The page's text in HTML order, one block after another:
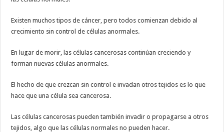
Existen muchos tipos de cáncer, pero todos comienzan debido al
crecimiento sin control de células anormales.
En lugar de morir, las células cancerosas continúan creciendo y
forman nuevas células anormales.
El hecho de que crezcan sin control e invadan otros tejidos es lo que
hace que una célula sea cancerosa.
Las células cancerosas pueden también invadir o propagarse a otros
tejidos, algo que las células normales no pueden hacer.